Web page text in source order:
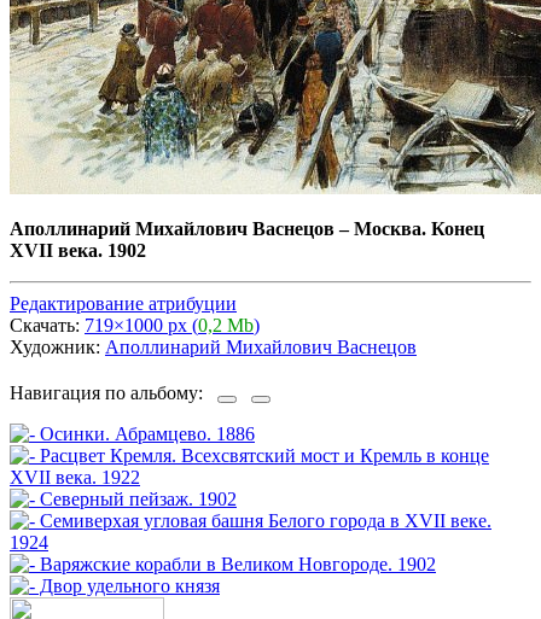
Аполлинарий Михайлович Васнецов–Москва. Конец
XVII века. 1902
Редактирование атрибуции
Скачать: 719×1000 px (0,2 Mb)
Художник: Аполлинарий Михайлович Васнецов
Навигация по альбому: